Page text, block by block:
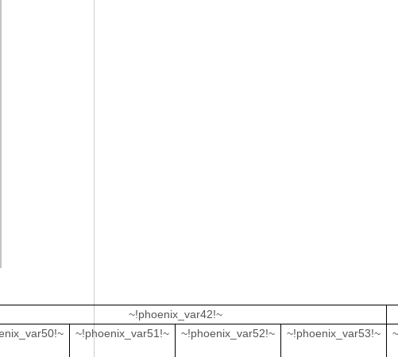
~!phoenix_var42!~
~!phoenix_var51!~ ~!phoenix_var52!~ ~!phoenix_var53!~